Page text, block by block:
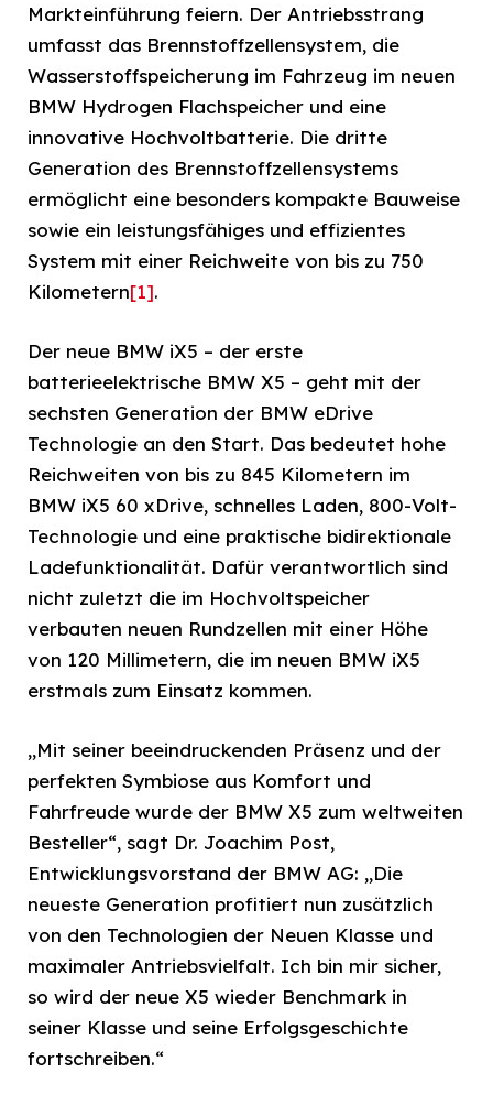
Markteinführung feiern. Der Antriebsstrang
umfasst das Brennstoffzellensystem, die
Wasserstoffspeicherung im Fahrzeug im neuen
BMW Hydrogen Flachspeicher und eine
innovative Hochvoltbatterie. Die dritte
Generation des Brennstoffzellensystems
ermöglicht eine besonders kompakte Bauweise
sowie ein leistungsfähiges und effizientes
System mit einer Reichweite von bis zu 750
Kilometern[1].
Der neue BMW iX5 – der erste
batterieelektrische BMW X5 – geht mit der
sechsten Generation der BMW eDrive
Technologie an den Start. Das bedeutet hohe
Reichweiten von bis zu 845 Kilometern im
BMW iX5 60 xDrive, schnelles Laden, 800-Volt-
Technologie und eine praktische bidirektionale
Ladefunktionalität. Dafür verantwortlich sind
nicht zuletzt die im Hochvoltspeicher
verbauten neuen Rundzellen mit einer Höhe
von 120 Millimetern, die im neuen BMW iX5
erstmals zum Einsatz kommen.
„Mit seiner beeindruckenden Präsenz und der
perfekten Symbiose aus Komfort und
Fahrfreude wurde der BMW X5 zum weltweiten
Besteller“, sagt Dr. Joachim Post,
Entwicklungsvorstand der BMW AG: „Die
neueste Generation profitiert nun zusätzlich
von den Technologien der Neuen Klasse und
maximaler Antriebsvielfalt. Ich bin mir sicher,
so wird der neue X5 wieder Benchmark in
seiner Klasse und seine Erfolgsgeschichte
fortschreiben.“